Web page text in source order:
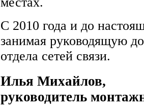
С 2010 года и до
занимая руководящую
отдела сетей связи.
Илья Михайлов,
руководитель